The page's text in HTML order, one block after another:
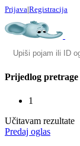
Prijava|Registracija
Prijedlog pretrage
1
Učitavam rezultate
Predaj oglas